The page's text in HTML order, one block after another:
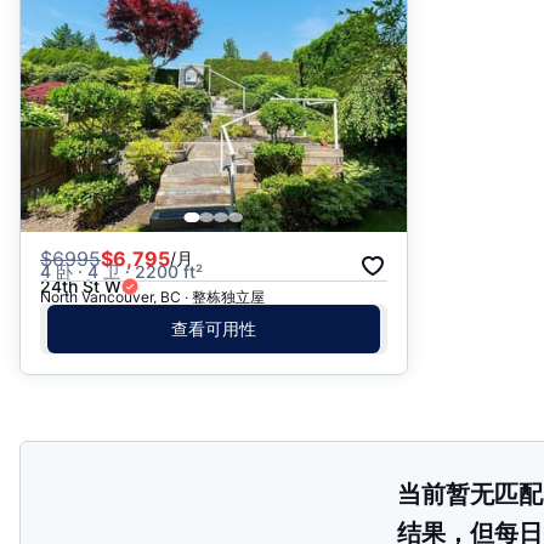
日期: 最新日期在前
日期: 过往日期在前
价格 - $$$ 到 $
价格 - $ 到 $$$
$6995$6,795/月
4 卧 · 4 卫 · 2200 ft²
24th St W
North Vancouver, BC · 整栋独立屋
查看可用性
当前暂无匹配
结果，但每日